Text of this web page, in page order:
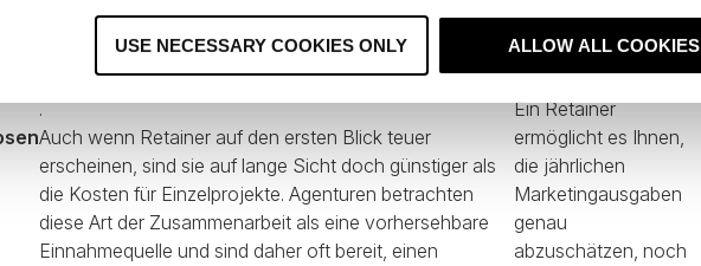
USE NECESSARY COOKIES ONLY ALLOW ALL COOKIES
selten ineinander. Eine spezialisierte Marketingagentur hingegen löst diese
indem sie Ihnen hilft, Inhalte, Webseiten und andere
aufeinander abzustimmen und zu integrieren.
.
Auch wenn Retainer auf den ersten Blick teuer
erscheinen, sind sie auf lange Sicht doch günstiger als
die Kosten für Einzelprojekte. Agenturen betrachten
diese Art der Zusammenarbeit als eine vorhersehbare
Einnahmequelle und sind daher oft bereit, einen
Ein Retainer
ermöglicht es Ihnen,
die jährlichen
Marketingausgaben
genau
abzuschätzen, noch